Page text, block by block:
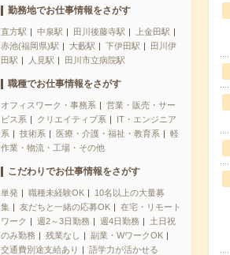
勤務地でお仕事情報をさがす
直方駅 中泉駅 田川後藤寺駅
上金田駅
赤池(福岡県)駅
大藪駅 下伊田駅
田川伊
田駅
人見駅 田川市立病院駅
職種でお仕事情報をさがす
オフィスワーク・事務系
営業・販売・サー
ビス系
クリエイティブ系
IT・エンジニア
系
技術系 医療・介護・福祉・教育系
軽
作業・物流・工場・その他
こだわりでお仕事情報をさがす
単発 職種未経験OK
10名以上の大量募
集
友だちと一緒の応募OK
在宅・リモート
ワーク
週2～3日勤務 週4日勤務
土日祝
のみ勤務
残業なし
副業・WワークOK
交通費別途支給あり
語学力が活かせる